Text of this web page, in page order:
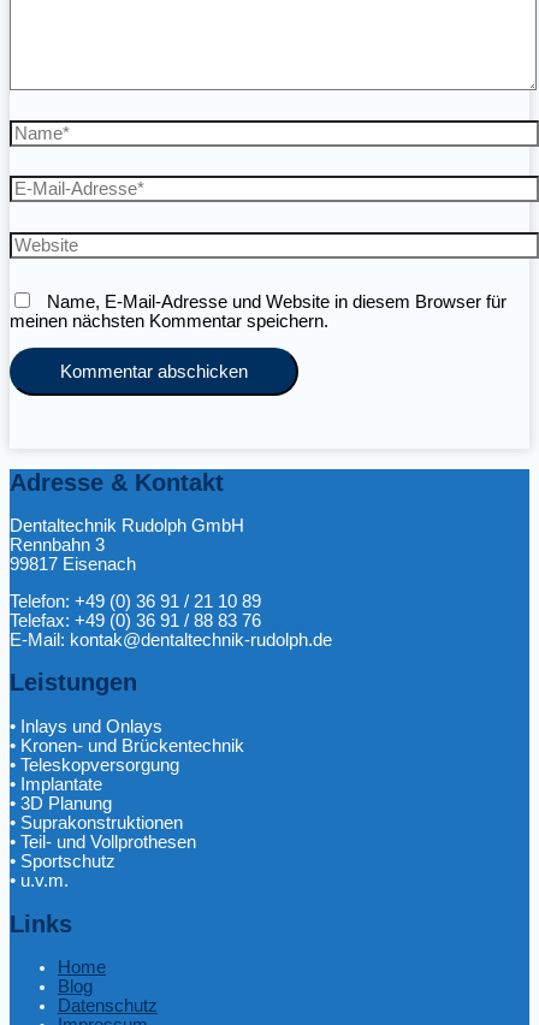
Name*
E-
Mail-
Website
Name, E-Mail-Adresse und Website in diesem Browser für
meinen nächsten Kommentar speichern.
Adresse & Kontakt
Dentaltechnik Rudolph GmbH
Rennbahn 3
99817 Eisenach
Telefon: +49 (0) 36 91 / 21 10 89
Telefax: +49 (0) 36 91 / 88 83 76
E-Mail: kontak@dentaltechnik-rudolph.de
Leistungen
• Inlays und Onlays
• Kronen- und Brückentechnik
• Teleskopversorgung
• Implantate
• 3D Planung
• Suprakonstruktionen
• Teil- und Vollprothesen
• Sportschutz
• u.v.m.
Links
Home
Blog
Datenschutz